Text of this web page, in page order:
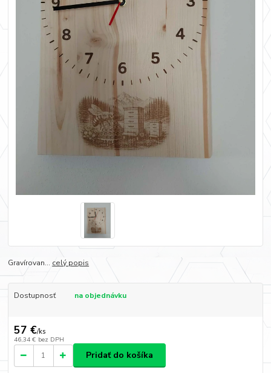
Gravírovan... celý popis
Dostupnosť na objednávku
57 €/ks
46,34 € bez DPH
Pridať do košíka